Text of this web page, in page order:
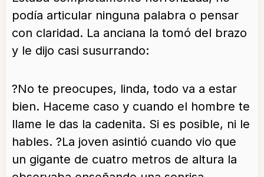
podía articular ninguna palabra o pensar
con claridad. La anciana la tomó del brazo
y le dijo casi susurrando:
?No te preocupes, linda, todo va a estar
bien. Haceme caso y cuando el hombre te
llame le das la cadenita. Si es posible, ni le
hables. ?La joven asintió cuando vio que
un gigante de cuatro metros de altura la